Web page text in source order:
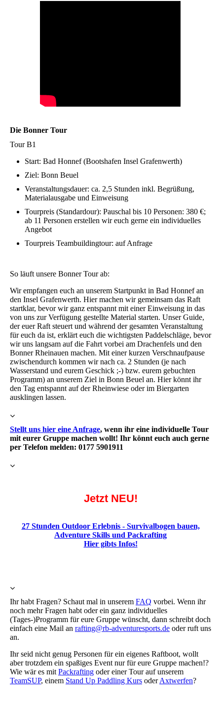
Die Bonner Tour
Tour B1
Start: Bad Honnef (Bootshafen Insel Grafenwerth)
Ziel: Bonn Beuel
Veranstaltungsdauer: ca. 2,5 Stunden inkl. Begrüßung,
Materialausgabe und Einweisung
Tourpreis (Standardour): Pauschal bis 10 Personen: 380 €;
ab 11 Personen erstellen wir euch gerne ein individuelles
Angebot
Tourpreis Teambuildingtour: auf Anfrage
So läuft unsere Bonner Tour ab:
Wir empfangen euch an unserem Startpunkt in Bad Honnef an
den Insel Grafenwerth. Hier machen wir gemeinsam das Raft
startklar, bevor wir ganz entspannt mit einer Einweisung in das
von uns zur Verfügung gestellte Material starten. Unser Guide,
der euer Raft steuert und während der gesamten Veranstaltung
für euch da ist, erklärt euch die wichtigsten Paddelschläge, bevor
wir uns langsam auf die Fahrt vorbei am Drachenfels und den
Bonner Rheinauen machen. Mit einer kurzen Verschnaufpause
zwischendurch kommen wir nach ca. 2 Stunden (je nach
Wasserstand und eurem Geschick ;-) bzw. eurem gebuchten
Programm) an unserem Ziel in Bonn Beuel an. Hier könnt ihr
den Tag entspannt auf der Rheinwiese oder im Biergarten
ausklingen lassen.
Stellt uns hier eine Anfrage, wenn ihr eine individuelle Tour
mit eurer Gruppe machen wollt! Ihr könnt euch auch gerne
per Telefon melden: 0177 5901911
Jetzt NEU!
27 Stunden Outdoor Erlebnis - Survivalbogen bauen,
Adventure Skills und Packrafting
Hier gibts Infos!
Ihr habt Fragen? Schaut mal in unserem FAQ vorbei. Wenn ihr
noch mehr Fragen habt oder ein ganz individuelles
(Tages-)Programm für eure Gruppe wünscht, dann schreibt doch
einfach eine Mail an rafting@rb-adventuresports.de oder ruft uns
an.
Ihr seid nicht genug Personen für ein eigenes Raftboot, wollt
aber trotzdem ein spaßiges Event nur für eure Gruppe machen!?
Wie wär es mit Packrafting oder einer Tour auf unserem
TeamSUP, einem Stand Up Paddling Kurs oderAxtwerfen?